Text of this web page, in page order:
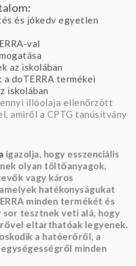
és jókedv egyetlen
val
az iskolában
doTERRA termékei
iskolában
illóolaja ellenőrzött
amiről a CPTG tanúsítvány
igazolja, hogy esszenciális
olyan töltőanyagok,
vagy káros
hatékonyságukat
minden termékét és
sor tesztnek veti alá, hogy
eltarthatóak legyenek.
a hatóerőről, a
minden